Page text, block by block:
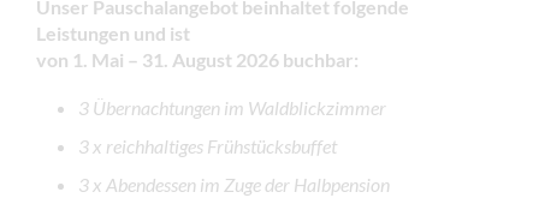
Unser Pauschalangebot beinhaltet folgende
Leistungen und ist
von 1. Mai – 31. August 2026 buchbar:
3 Übernachtungen im Waldblickzimmer
3 x reichhaltiges Frühstücksbuffet
3 x Abendessen im Zuge der Halbpension